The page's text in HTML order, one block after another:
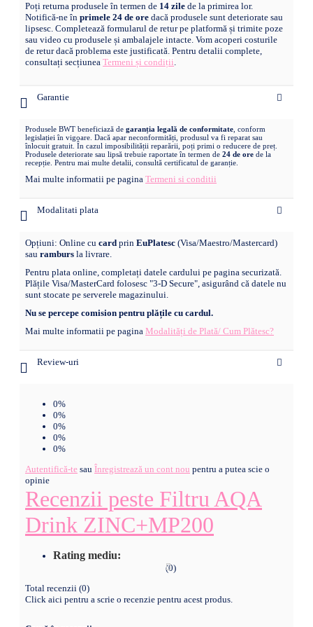
Poți returna produsele în termen de 14 zile de la primirea lor.
Notifică-ne în primele 24 de ore dacă produsele sunt deteriorate sau
lipsesc. Completează formularul de retur pe platformă și trimite poze
sau video cu produsele și ambalajele intacte. Vom acoperi costurile
de retur dacă problema este justificată. Pentru detalii complete,
consultați secțiunea Termeni și condiții.
Garantie
Produsele BWT beneficiază de garanția legală de conformitate , conform
legislației în vigoare. Dacă apar neconformități, produsul va fi reparat sau
înlocuit gratuit. În cazul imposibilității reparării, poți primi o reducere de preț.
Produsele deteriorate sau lipsă trebuie raportate în termen de 24 de ore de la
recepție. Pentru mai multe detalii, consultă certificatul de garanție.
Mai multe informatii pe pagina Termeni si conditii
Modalitati plata
Opțiuni: Online cu card prin EuPlatesc (Visa/Maestro/Mastercard)
sau ramburs la livrare.
Pentru plata online, completați datele cardului pe pagina securizată.
Plățile Visa/MasterCard folosesc "3-D Secure", asigurând că datele nu
sunt stocate pe serverele magazinului.
Nu se percepe comision pentru plățile cu cardul.
Mai multe informatii pe pagina Modalități de Plată/ Cum Plătesc?
Review-uri
0%
0%
0%
0%
0%
Autentifică-te sau Înregistrează un cont nou pentru a putea scie o
opinie
Recenzii peste Filtru AQA
Drink ZINC+MP200
Rating mediu:
(0)
Total recenzii (0)
Click aici pentru a scrie o recenzie pentru acest produs.